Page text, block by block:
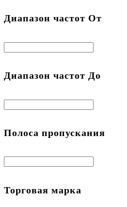
Диапазон частот От
Диапазон частот До
Полоса пропускания
Торговая марка